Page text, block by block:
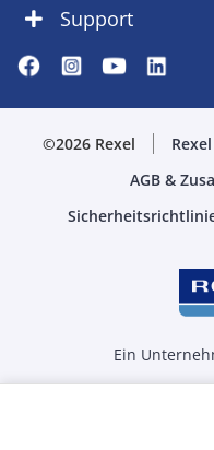
Support
©2026 Rexel
AGB &
Ein